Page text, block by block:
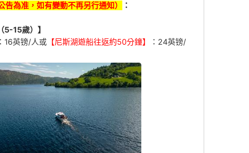
告為准， 如有變動不再另行通知）
：
15歲）】
：16英镑/人或 【尼斯湖遊船往返約50分鐘】
：24英镑/